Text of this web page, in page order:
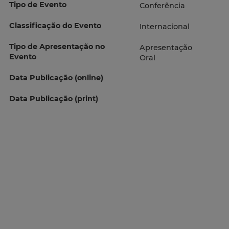
Tipo de Evento Conferência
Classificação do Evento Internacional
Tipo de Apresentação no
Evento
Apresentação
Oral
Data Publicação (online)
Data Publicação (print)